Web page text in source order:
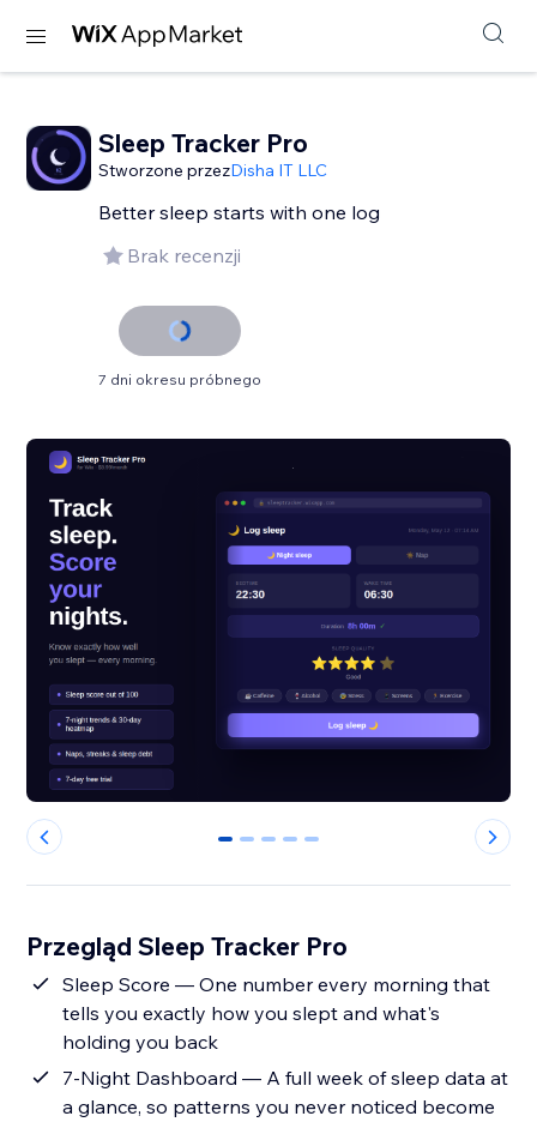
Sleep Tracker Pro
Stworzone przezDisha IT LLC
Better sleep starts with one log
Brak recenzji
7 dni okresu próbnego
0 1 2 3 4
Przegląd Sleep Tracker Pro
Sleep Score — One number every morning that
tells you exactly how you slept and what's
holding you back
7-Night Dashboard — A full week of sleep data at
a glance, so patterns you never noticed become